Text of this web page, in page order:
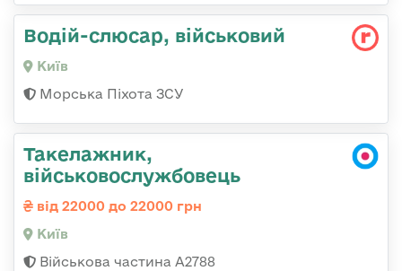
Водій-слюсаp, військовий
Київ
Морська Піхота ЗСУ
Такелажник,
військовослужбовець
від 22000 до 22000 грн
Київ
Військова частина А2788